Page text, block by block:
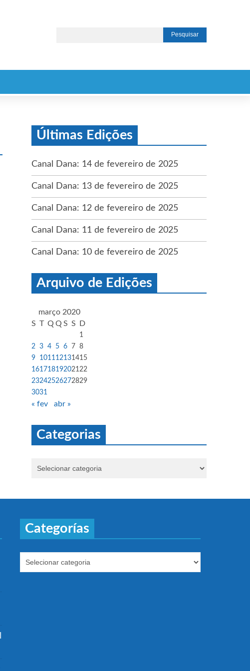
Últimas Edições
Canal Dana: 14 de fevereiro de 2025
Canal Dana: 13 de fevereiro de 2025
Canal Dana: 12 de fevereiro de 2025
Canal Dana: 11 de fevereiro de 2025
Canal Dana: 10 de fevereiro de 2025
Arquivo de Edições
março 2020
S T Q Q S S D
1
2 3 4 5 6 7
8
9
101112131415
16171819202122
23242526272829
3031
« fev abr »
Categorias
Categorías